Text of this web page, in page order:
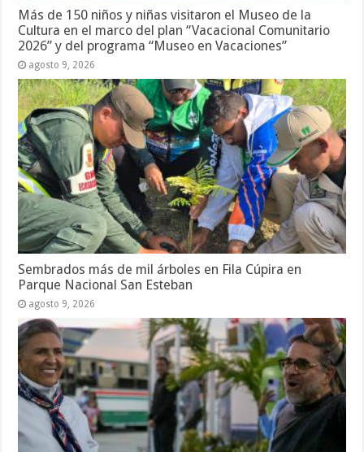
Más de 150 niños y niñas visitaron el Museo de la
Cultura en el marco del plan “Vacacional Comunitario
2026” y del programa “Museo en Vacaciones”
agosto 9, 2026
Sembrados más de mil árboles en Fila Cúpira en
Parque Nacional San Esteban
agosto 9, 2026